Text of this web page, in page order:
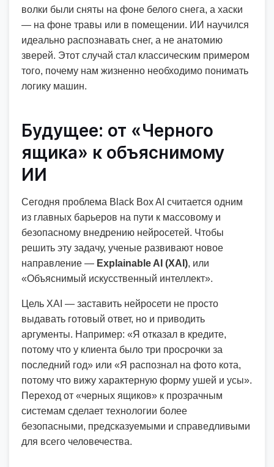
волки были сняты на фоне белого снега, а хаски
— на фоне травы или в помещении. ИИ научился
идеально распознавать снег, а не анатомию
зверей. Этот случай стал классическим примером
того, почему нам жизненно необходимо понимать
логику машин.
Будущее: от «Черного
ящика» к объяснимому
ИИ
Сегодня проблема Black Box AI считается одним
из главных барьеров на пути к массовому и
безопасному внедрению нейросетей. Чтобы
решить эту задачу, ученые развивают новое
направление — Explainable AI (XAI), или
«Объяснимый искусственный интеллект».
Цель XAI — заставить нейросети не просто
выдавать готовый ответ, но и приводить
аргументы. Например: «Я отказал в кредите,
потому что у клиента было три просрочки за
последний год» или «Я распознал на фото кота,
потому что вижу характерную форму ушей и усы».
Переход от «черных ящиков» к прозрачным
системам сделает технологии более
безопасными, предсказуемыми и справедливыми
для всего человечества.